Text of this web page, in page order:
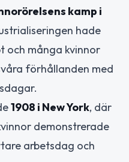
kamp i
hade
och många kvinnor
förhållanden med
1908 i New York, där
demonstrerade
arbetsdag och